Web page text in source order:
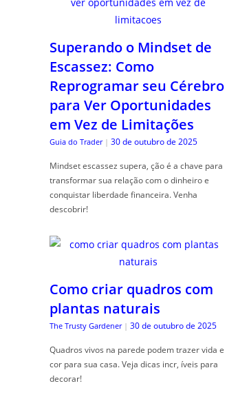
Superando o Mindset de
Escassez: Como
Reprogramar seu Cérebro
para Ver Oportunidades
em Vez de Limitações
Guia do Trader | 30 de outubro de 2025
Mindset escassez supera, ção é a chave para
transformar sua relação com o dinheiro e
conquistar liberdade financeira. Venha
descobrir!
Como criar quadros com
plantas naturais
The Trusty Gardener | 30 de outubro de 2025
Quadros vivos na parede podem trazer vida e
cor para sua casa. Veja dicas incr, íveis para
decorar!